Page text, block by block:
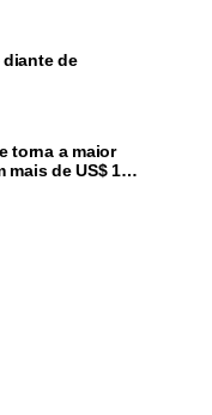
diante de
torna a maior
mais de US$ 1